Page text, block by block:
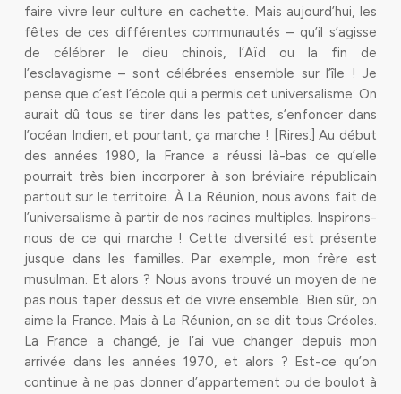
faire vivre leur culture en cachette. Mais aujourd’hui, les
fêtes de ces différentes communautés – qu’il s’agisse
de célébrer le dieu chinois, l’Aïd ou la fin de
l’esclavagisme – sont célébrées ensemble sur l’île ! Je
pense que c’est l’école qui a permis cet universalisme. On
aurait dû tous se tirer dans les pattes, s’enfoncer dans
l’océan Indien, et pourtant, ça marche ! [Rires.] Au début
des années 1980, la France a réussi là-bas ce qu’elle
pourrait très bien incorporer à son bréviaire républicain
partout sur le territoire. À La Réunion, nous avons fait de
l’universalisme à partir de nos racines multiples. Inspirons-
nous de ce qui marche ! Cette diversité est présente
jusque dans les familles. Par exemple, mon frère est
musulman. Et alors ? Nous avons trouvé un moyen de ne
pas nous taper dessus et de vivre ensemble. Bien sûr, on
aime la France. Mais à La Réunion, on se dit tous Créoles.
La France a changé, je l’ai vue changer depuis mon
arrivée dans les années 1970, et alors ? Est-ce qu’on
continue à ne pas donner d’appartement ou de boulot à